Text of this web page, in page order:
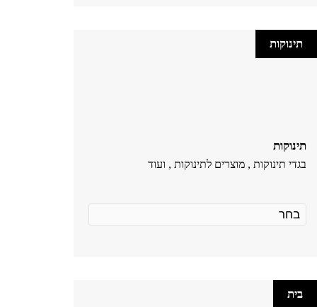
תינוקות
תינוקות
בגדי תינוקות , מוצרים לתינוקות , ועוד
בית